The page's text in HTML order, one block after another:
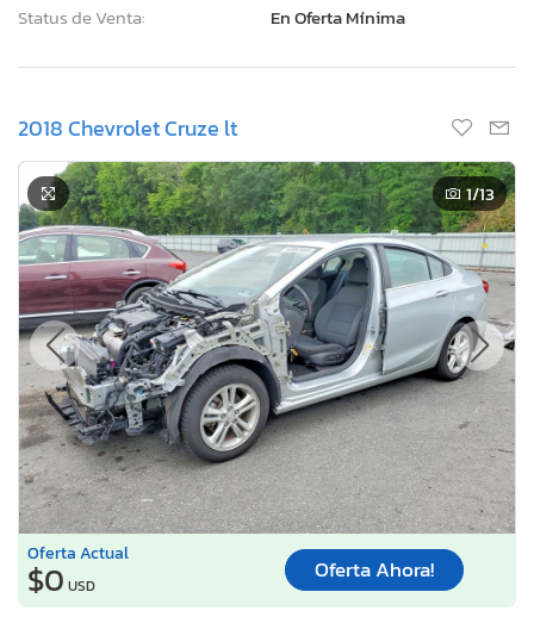
Status de Venta:
En Oferta Mínima
2018 Chevrolet Cruze lt
1/13
Oferta Actual
$0 USD
Oferta Ahora!